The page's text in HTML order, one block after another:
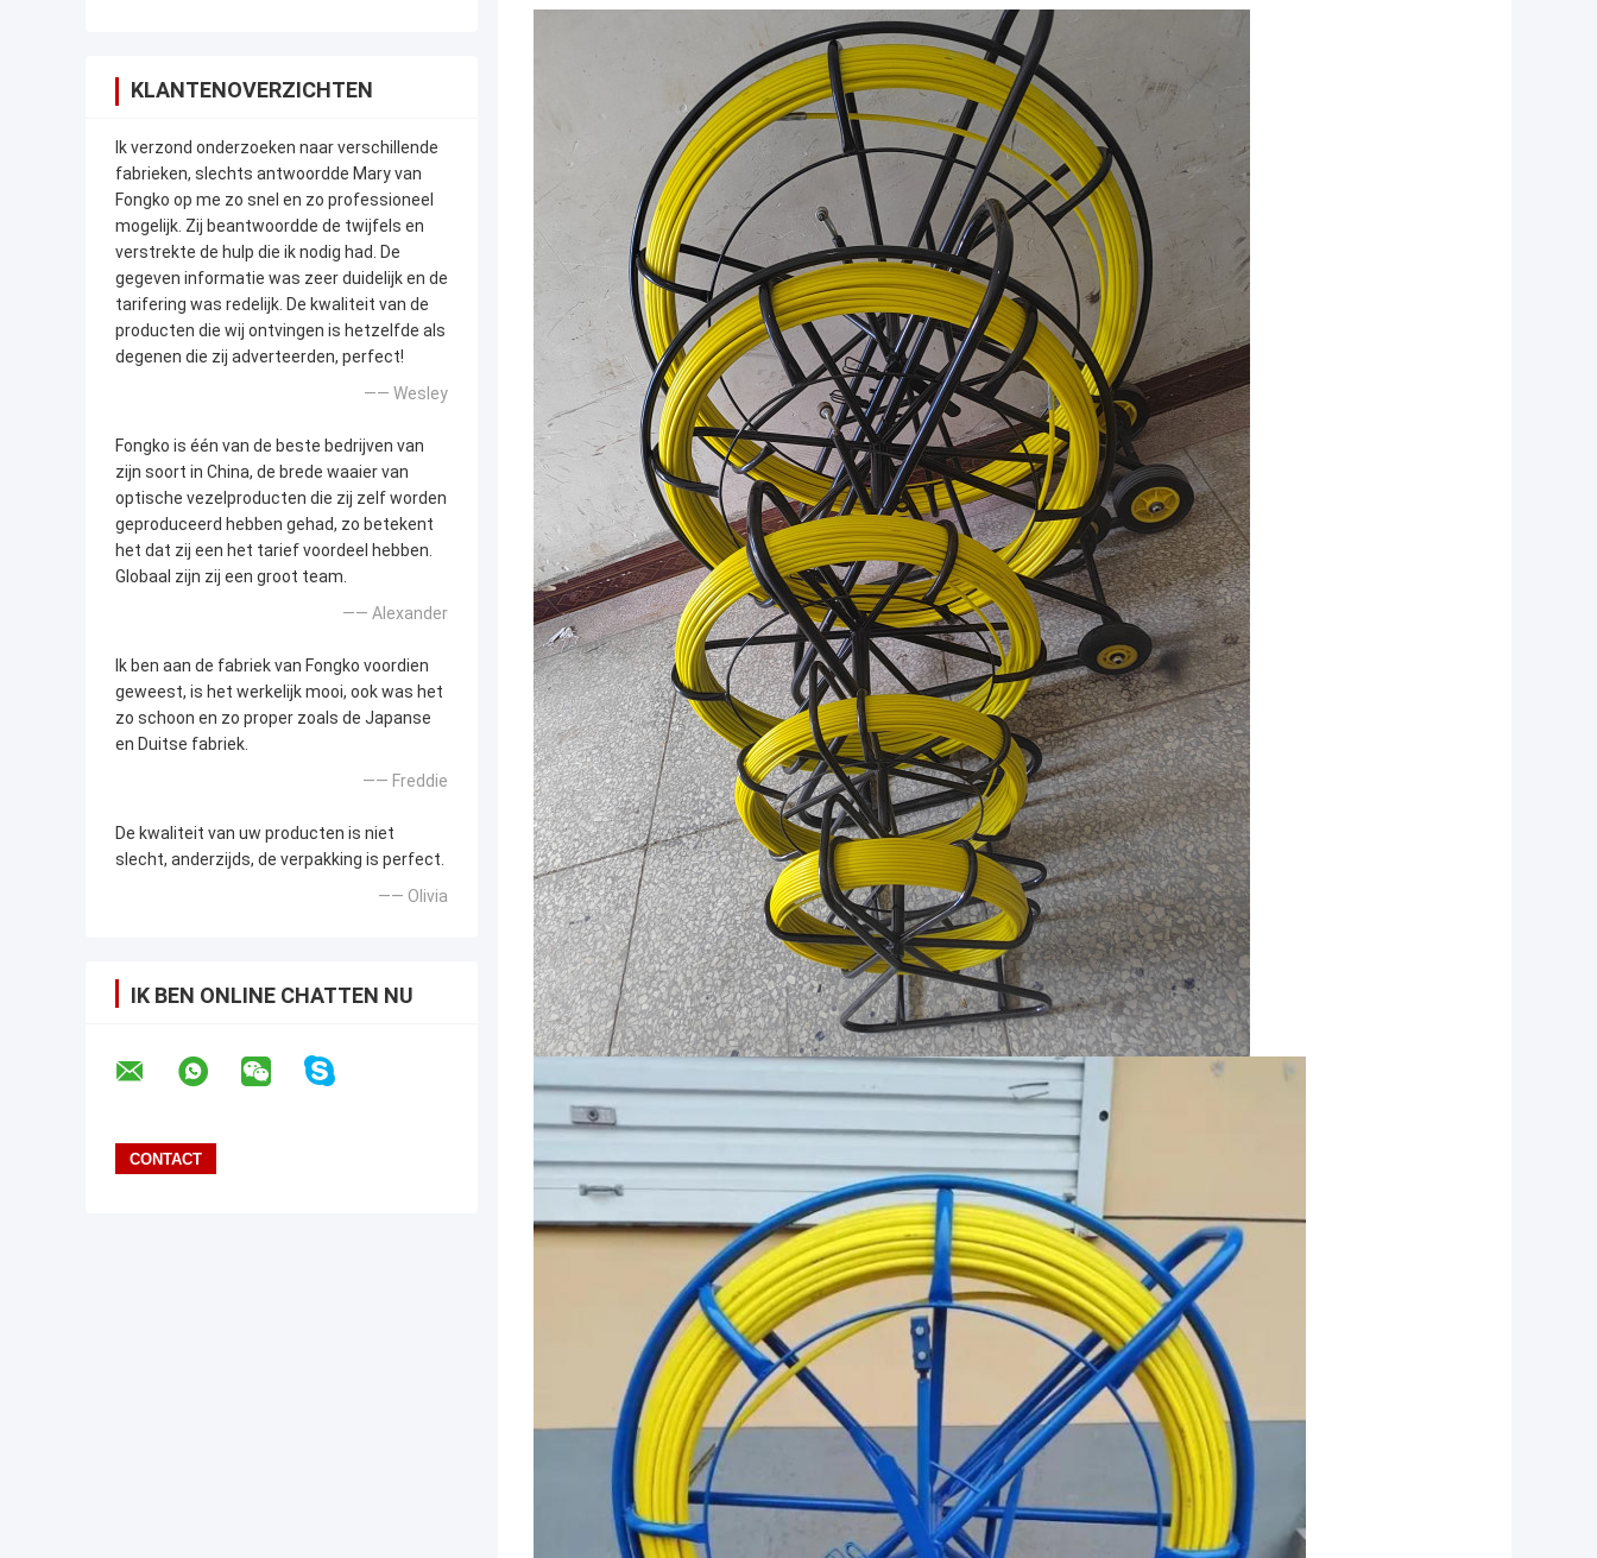
KLANTENOVERZICHTEN
Ik verzond onderzoeken naar verschillende
fabrieken, slechts antwoordde Mary van
Fongko op me zo snel en zo professioneel
mogelijk. Zij beantwoordde de twijfels en
verstrekte de hulp die ik nodig had. De
gegeven informatie was zeer duidelijk en de
tarifering was redelijk. De kwaliteit van de
producten die wij ontvingen is hetzelfde als
degenen die zij adverteerden, perfect!
—— Wesley
Fongko is één van de beste bedrijven van
zijn soort in China, de brede waaier van
optische vezelproducten die zij zelf worden
geproduceerd hebben gehad, zo betekent
het dat zij een het tarief voordeel hebben.
Globaal zijn zij een groot team.
—— Alexander
Ik ben aan de fabriek van Fongko voordien
geweest, is het werkelijk mooi, ook was het
zo schoon en zo proper zoals de Japanse
en Duitse fabriek.
—— Freddie
De kwaliteit van uw producten is niet
slecht, anderzijds, de verpakking is perfect.
—— Olivia
IK BEN ONLINE CHATTEN NU